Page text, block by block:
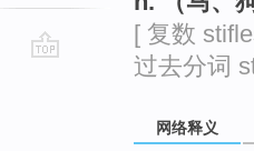
[ 复数
过去分词
网络释义